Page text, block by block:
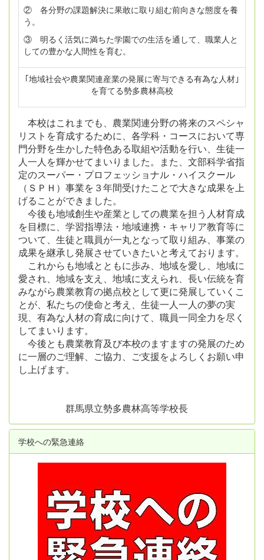
② 各分野の課題解決に果敢に取り組む前向きな態度を養
う。
③ 明るく活気に満ちた学園での生活を通して、職業人と
しての豊かな人間性を育む。
｢地域社会や農業関連産業の発展に寄与できる有為な人材｣
を育てる勢多農林高校
本校はこれまでも、農業関連分野の将来のスペシャ
リストを育成するために、各学科・コースにおいて専
門分野を生かした特色ある取組や活動を行い、生徒一
人一人を輝かせてまいりました。また、文部科学省指
定のスーパー・プロフェッショナル・ハイスクール
（ＳＰＨ）事業を３年間受けたことで大きな成果を上
げることができました。
今後も地域創生や産業としての農業を担う人材育成
を目標に、学習指導法・地域連携・キャリア教育等に
ついて、生徒と職員が一丸となって取り組み、事業の
成果を継承し発展させていきたいと考えております。
これからも地域とともに歩み、地域を愛し、地域に
愛され、地域を支え、地域に支えられ、長い伝統を育
みながら農業教育の拠点校として更に発展していくこ
とが、私たちの使命と考え、生徒一人一人の夢の実
現、有為な人材の育成に向けて、職員一同全力を尽く
してまいります。
今後とも農業教育及び本校のますますの発展のため
に一層のご理解、ご協力、ご支援をよろしくお願い申
し上げます。
群馬県立勢多農林高等学校長
学校への緊急連絡